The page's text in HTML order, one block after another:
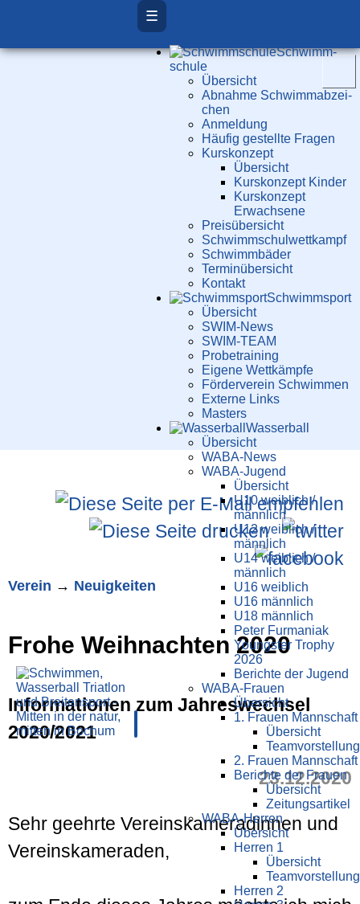
☰
Schwimm­
schule
Übersicht
Ab­nah­me Schwimm­ab­zei­
chen
Anmeldung
Häufig gestellte Fragen
Kurs­konzept
Übersicht
Kurskonzept Kinder
Kurskonzept
Erwachsene
Preis­über­sicht
Schwimm­schul­wett­kampf
Schwimm­bäder
Terminübersicht
Kontakt
Schwimm­sport
Übersicht
SWIM-News
SWIM-TEAM
Probe­training
Eigene Wettkämpfe
Förderverein Schwimmen
Externe Links
Masters
Wasser­ball
Übersicht
WABA-News
WABA-Jugend
Übersicht
U10 weiblich /
männlich
U12 weiblich /
männlich
U14 weiblich /
männlich
U16 weiblich
U16 männlich
U18 männlich
Peter Furmaniak
Youngster Trophy
2026
Berichte der Jugend
WABA-Frauen
Übersicht
1. Frauen Mannschaft
Übersicht
Teamvorstellung
2. Frauen Mannschaft
Berichte der Frauen
Übersicht
Zeitungsartikel
WABA-Herren
Übersicht
Herren 1
Übersicht
Teamvorstellung
Herren 2
Verein → Neuigkeiten
Frohe Weihnachten 2020
Informationen zum Jahreswechsel
2020/2021
23.12.2020
Sehr geehrte Vereins­kameradinnen und
Vereins­kameraden,